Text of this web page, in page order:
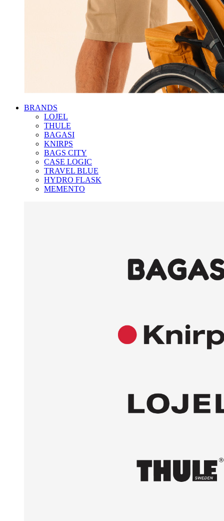
BRANDS
LOJEL
THULE
BAGASI
KNIRPS
BAGS CITY
CASE LOGIC
TRAVEL BLUE
HYDRO FLASK
MEMENTO